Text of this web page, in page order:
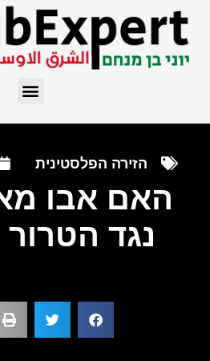
הזירה הפלסטינית
האם אבו
נגד